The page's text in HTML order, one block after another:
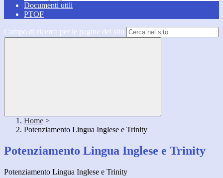
Documenti utili
PTOF
Campo di ricerca per le pagine del sito
Home >
Potenziamento Lingua Inglese e Trinity
Potenziamento Lingua Inglese e Trinity
Potenziamento Lingua Inglese e Trinity